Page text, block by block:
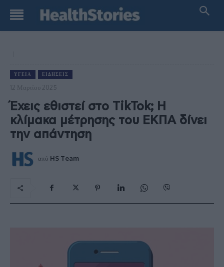
ΥΓΕΊΑ ΕΙΔΉΣΕΙΣ
12 Μαρτίου 2025
Έχεις εθιστεί στο TikTok; Η
κλίμακα μέτρησης του ΕΚΠΑ δίνει
την απάντηση
από HS Team